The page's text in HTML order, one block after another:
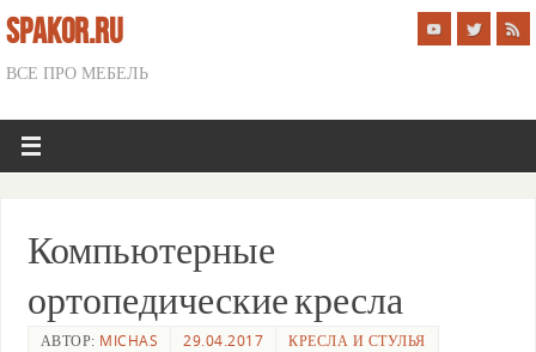
SPAKOR.RU
ВСЕ ПРО МЕБЕЛЬ
Компьютерные
ортопедические кресла
АВТОР: MICHAS 29.04.2017 КРЕСЛА И СТУЛЬЯ